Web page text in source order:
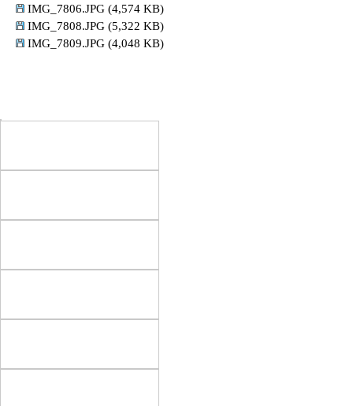
IMG_7806.JPG (4,574 KB)
IMG_7808.JPG (5,322 KB)
IMG_7809.JPG (4,048 KB)